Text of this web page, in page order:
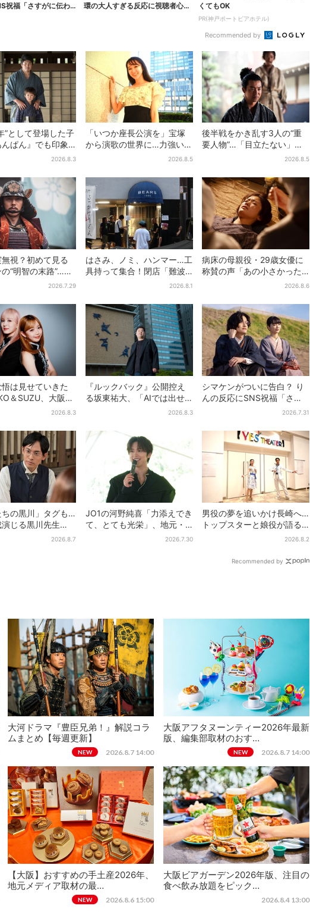
祝福「さすがに伝わっ
環の大人すぎる反応に視聴者心配
くてもOK
PR(神戸ポートピアホテル)
Recommended by
”として登場した子
ぱん』でも印象
…視聴者驚き「どう
2026.8.3
「いつか座長公演を」宝塚
から演歌の世界に…力強いコ
ブシで聴かせる有沙瞳の目
2026.8.5
後半戦をかき乱す3人の“重
要人物”…「目立たない」主
人公・仲野太賀も、モブキ
2026.8.5
無視？初めて見る
“明智の末路”…実
えなくもない！？
2026.7.29
はさみ、ノミ、ハンマー…工
具持って集合！閉店「難波
ベアーズ」最終日400人超…
い」
2026.8.1
病床の母親役・29歳女優に
称賛の声「あの小さかった
加恋ちゃんが…」朝ドラ視聴
2026.8.6
は見せていきた
＆SUZU、大阪で
プ女子”からの3年
2026.8.3
『ルックバック』公開控え
る坂東祐大、「AIでは出せ
ない質感がある」映画音楽
2026.8.3
シマケンがついに告白？ り
んの反応にSNS祝福「さす
がに伝わったよね？」2026.7.31
ちの黒川」タグも…
じる黒川先生
にSNS悲鳴「もっと
2026.8.7
JO1の河野純喜「力添えでき
て、とても光栄」、地元・
奈良へ凱旋！学生時代の思
2026.7.30
男役の夢を追いかけ長崎へ…
トップスターと娘役が語る
「ハウステンボス歌劇団」
2026.8.2
Recommended by
大河ドラマ『豊臣兄弟！』解説コラ
ムまとめ【毎週更新】
NEW 2026.8.7 14:00
大阪アフタヌーンティー2026年最新
版、編集部取材のおす…
NEW 2026.8.7 14:00
【大阪】おすすめの手土産2026年、
地元メディア取材の最…
NEW 2026.8.6 15:00
大阪ビアガーデン2026年版、注目の
食べ飲み放題をピック…
2026.8.4 13:00